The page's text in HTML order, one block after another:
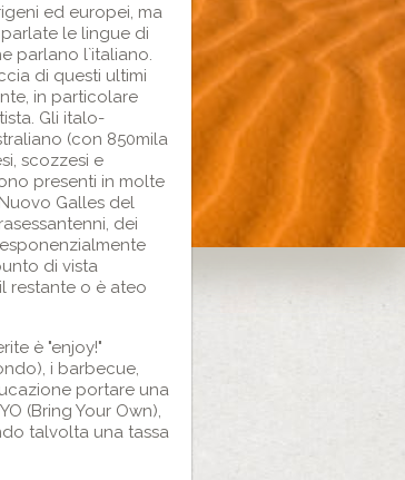
ed europei, ma
le lingue di
parlano l`italiano.
di questi ultimi
in particolare
Gli italo-
(con 850mila
scozzesi e
presenti in molte
Galles del
dei
di vista
restante o è ateo
è "enjoy!"
i barbecue,
portare una
(Bring Your Own),
talvolta una tassa